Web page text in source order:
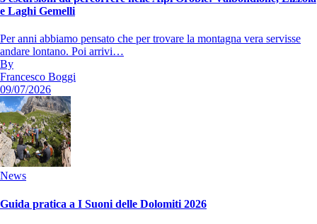
e Laghi Gemelli
Per anni abbiamo pensato che per trovare la montagna vera servisse
andare lontano. Poi arrivi…
By
Francesco Boggi
09/07/2026
News
Guida pratica a I Suoni delle Dolomiti 2026